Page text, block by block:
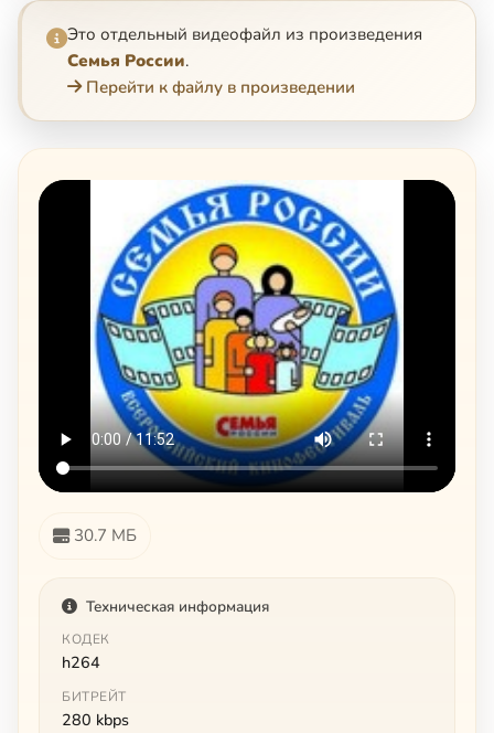
Это отдельный видеофайл из произведения
Семья России.
Перейти к файлу в произведении
30.7 МБ
Техническая информация
КОДЕК
h264
БИТРЕЙТ
280 kbps